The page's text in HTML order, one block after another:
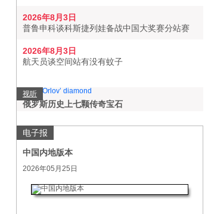
2026年8月3日
普鲁申科谈科斯捷列娃备战中国大奖赛分站赛
2026年8月3日
航天员谈空间站有没有蚊子
视听
俄罗斯历史上七颗传奇宝石
电子报
中国内地版本
2026年05月25日